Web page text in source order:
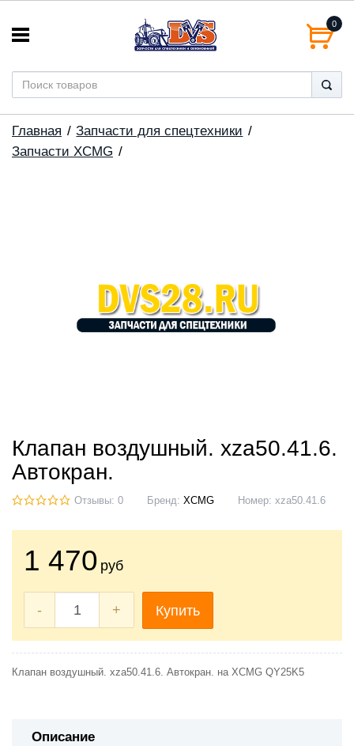
0
Главная
Запчасти для спецтехники
Запчасти XCMG
Клапан воздушный. xzа50.41.6.
Автокран.
Отзывы: 0 Бренд: XCMG Номер: xzа50.41.6
1 470 руб
- + Купить
Клапан воздушный. xzа50.41.6. Автокран. на XCMG QY25K5
Описание